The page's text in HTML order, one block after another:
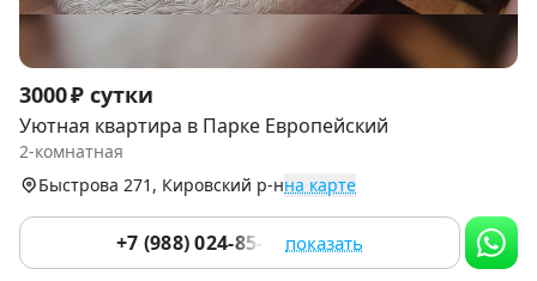
Item
1
of
9
3000 ₽ сутки
Уютная квартира в Парке Европейский
2-комнатная
Быстрова 271, Кировский р-нна карте
+7 (988) 024-85-62 показать